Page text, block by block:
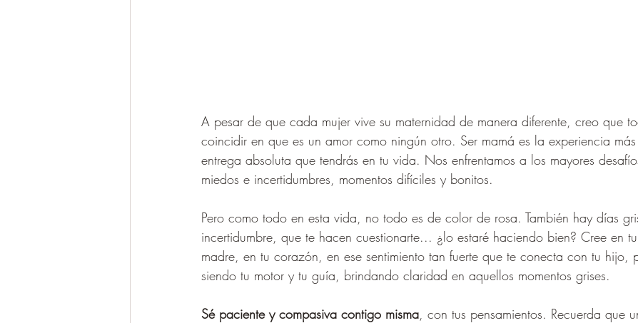
A pesar de que cada mujer vive su maternidad de manera diferente, creo que
coincidir en que es un amor como ningún otro. Ser mamá es la experiencia
entrega absoluta que tendrás en tu vida. Nos enfrentamos a los mayores
miedos e incertidumbres, momentos difíciles y bonitos.
Pero como todo en esta vida, no todo es de color de rosa. También hay días
incertidumbre, que te hacen cuestionarte... ¿lo estaré haciendo bien? Cree en
madre, en tu corazón, en ese sentimiento tan fuerte que te conecta con tu hijo,
siendo tu motor y tu guía, brindando claridad en aquellos momentos grises.
Sé paciente y compasiva contigo misma , con tus pensamientos. Recuerda que